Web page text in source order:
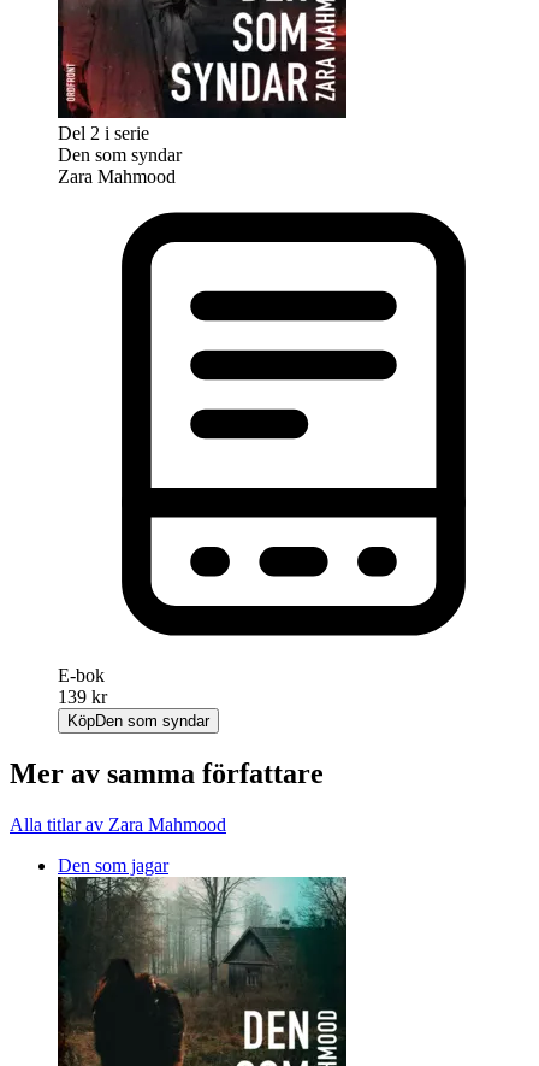
Del 2 i serie
Den som syndar
Zara Mahmood
E-bok
139 kr
KöpDen som syndar
Mer av samma författare
Alla titlar av Zara Mahmood
Den som jagar